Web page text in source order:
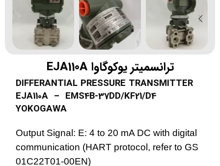
ترانسمیتر یوکوگاوا EJA110A
DIFFERANTIAL PRESSURE TRANSMITTER
EJA110A – EMS4B-37DD/KF21/D4
YOKOGAWA
Output Signal: E: 4 to 20 mA DC with digital
communication (HART protocol, refer to GS
01C22T01-00EN)